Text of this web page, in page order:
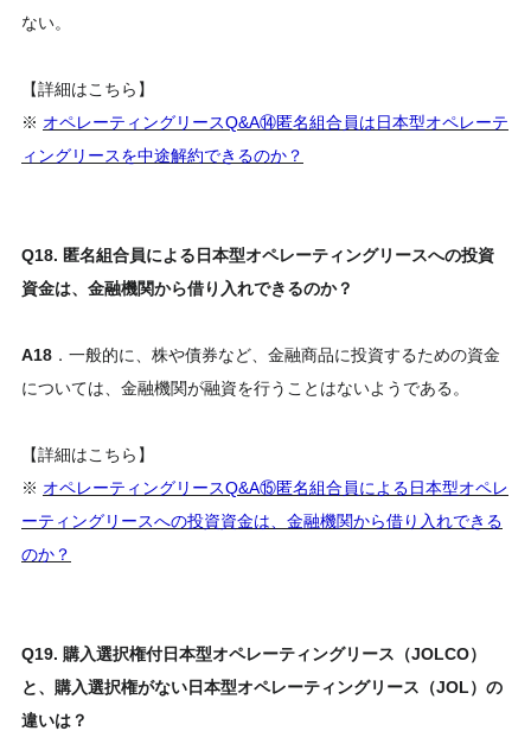
ない。
【詳細はこちら】
※ オペレーティングリースQ&A⑭匿名組合員は日本型オペレーテ
ィングリースを中途解約できるのか？
Q18. 匿名組合員による日本型オペレーティングリースへの投資
資金は、金融機関から借り入れできるのか？
A18 ．一般的に、株や債券など、金融商品に投資するための資金
については、金融機関が融資を行うことはないようである。
【詳細はこちら】
※ オペレーティングリースQ&A⑮匿名組合員による日本型オペレ
ーティングリースへの投資資金は、金融機関から借り入れできる
のか？
Q19. 購入選択権付日本型オペレーティングリース（JOLCO）
と、購入選択権がない日本型オペレーティングリース（JOL）の
違いは？